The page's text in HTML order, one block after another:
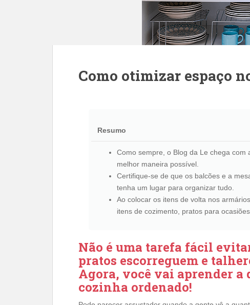
Como otimizar espaço
Resumo
Como sempre, o Blog da Le chega
melhor maneira possível.
Certifique-se de que os balcões e a
tenha um lugar para organizar tudo.
Ao colocar os itens de volta nos
itens de cozimento, pratos para
Não é uma tarefa fácil
pratos escorreguem e
Agora, você vai aprender a
cozinha ordenado!